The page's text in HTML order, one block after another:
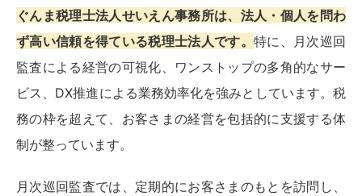
ぐんま税理士法人せいえん事務所は、法人・個人を問わ
ず高い信頼を得ている税理士法人です。 特に、月次巡回
監査による経営の可視化、ワンストップの多角的なサー
ビス、DX推進による業務効率化を強みとしています。税
務の枠を超えて、お客さまの経営を包括的に支援する体
制が整っています。
月次巡回監査では、定期的にお客さまのもとを訪問し、